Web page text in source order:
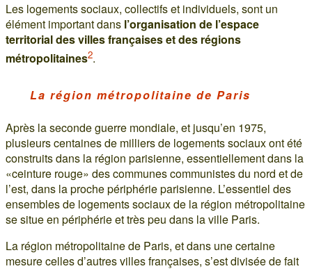
Les logements sociaux, collectifs et individuels, sont un
élément important dans l’organisation de l’espace
territorial des villes françaises et des régions
métropolitaines2.
La région métropolitaine de Paris
Après la seconde guerre mondiale, et jusqu’en 1975,
plusieurs centaines de milliers de logements sociaux ont été
construits dans la région parisienne, essentiellement dans la
«ceinture rouge» des communes communistes du nord et de
l’est, dans la proche périphérie parisienne. L’essentiel des
ensembles de logements sociaux de la région métropolitaine
se situe en périphérie et très peu dans la ville Paris.
La région métropolitaine de Paris, et dans une certaine
mesure celles d’autres villes françaises, s’est divisée de fait